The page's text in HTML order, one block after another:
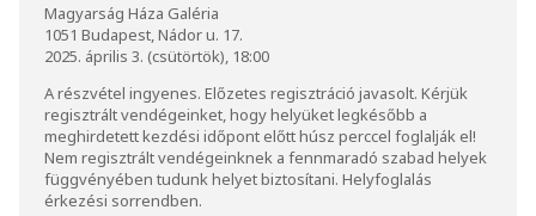
Magyarság Háza Galéria
1051 Budapest, Nádor u. 17.
2025. április 3. (csütörtök), 18:00
A részvétel ingyenes. Előzetes regisztráció javasolt. Kérjük
regisztrált vendégeinket, hogy helyüket legkésőbb a
meghirdetett kezdési időpont előtt húsz perccel foglalják el!
Nem regisztrált vendégeinknek a fennmaradó szabad helyek
függvényében tudunk helyet biztosítani. Helyfoglalás
érkezési sorrendben.